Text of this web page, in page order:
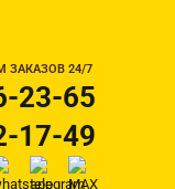
ЗАКАЗОВ 24/7
23-65
17-49